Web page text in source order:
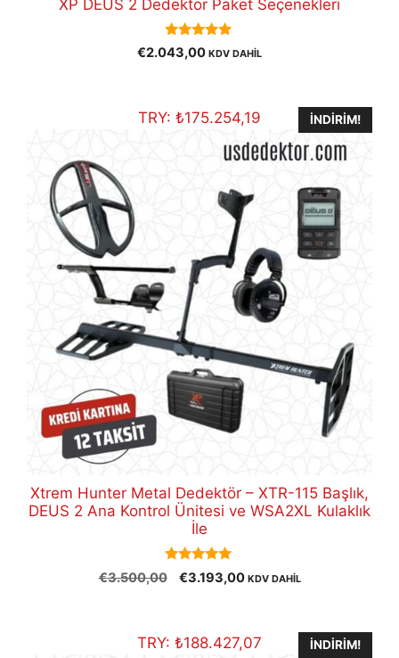
XP DEUS 2 Dedektör Paket Seçenekleri
5.00
out of 5
€2.043,00 KDV DAHİL
TRY: ₺175.254,19 İNDIRIM!
Xtrem Hunter Metal Dedektör – XTR-115 Başlık,
DEUS 2 Ana Kontrol Ünitesi ve WSA2XL Kulaklık
İle
5.00
out of 5
€3.500,00
Orijinal
€3.193,00Şu
€3.193,00.
KDV DAHİL
TRY: ₺188.427,07 İNDIRIM!